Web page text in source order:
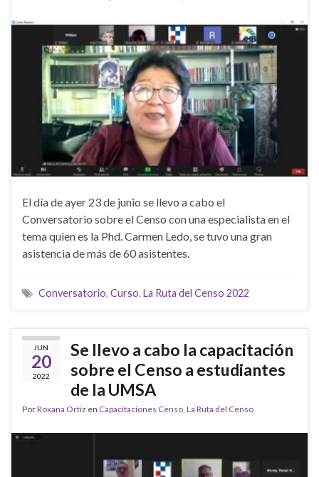
El día de ayer 23 de junio se llevo a cabo el
Conversatorio sobre el Censo con una especialista en el
tema quien es la Phd. Carmen Ledo, se tuvo una gran
asistencia de más de 60 asistentes.
Conversatorio, Curso, La Ruta del Censo 2022
JUN
20
2022
Se llevo a cabo la capacitación
sobre el Censo a estudiantes
de la UMSA
PorRoxana Ortiz en Capacitaciones Censo, La Ruta del Censo